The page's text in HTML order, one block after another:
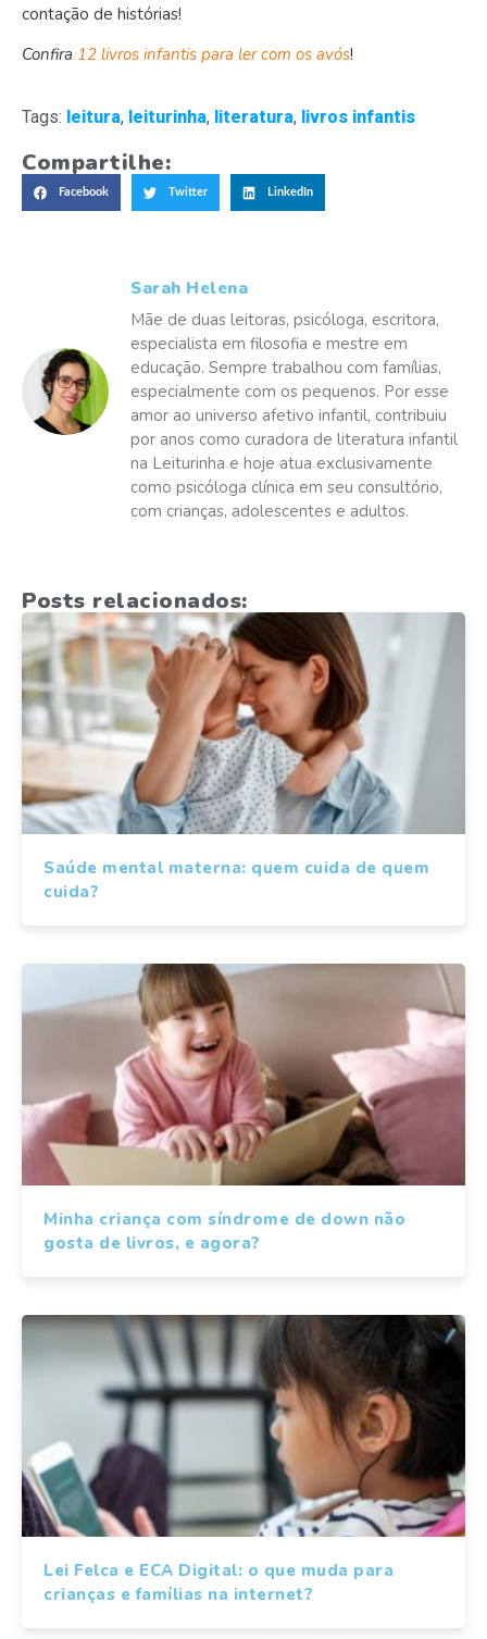
contação de histórias!
Confira 12 livros infantis para ler com os avós!
Tags: leitura, leiturinha, literatura, livros infantis
Compartilhe:
Facebook Twitter LinkedIn
Sarah Helena
Mãe de duas leitoras, psicóloga, escritora,
especialista em filosofia e mestre em
educação. Sempre trabalhou com famílias,
especialmente com os pequenos. Por esse
amor ao universo afetivo infantil, contribuiu
por anos como curadora de literatura infantil
na Leiturinha e hoje atua exclusivamente
como psicóloga clínica em seu consultório,
com crianças, adolescentes e adultos.
Posts relacionados:
Saúde mental materna: quem cuida de quem
cuida?
Minha criança com síndrome de down não
gosta de livros, e agora?
Lei Felca e ECA Digital: o que muda para
crianças e famílias na internet?